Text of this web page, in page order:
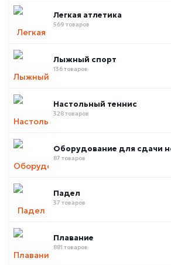
Легкая атлетика
569 товаров
Лыжный спорт
136 товаров
Настольный теннис
328 товаров
Оборудование для сдачи
87 товаров
Падел
37 товаров
Плавание
881 товаров